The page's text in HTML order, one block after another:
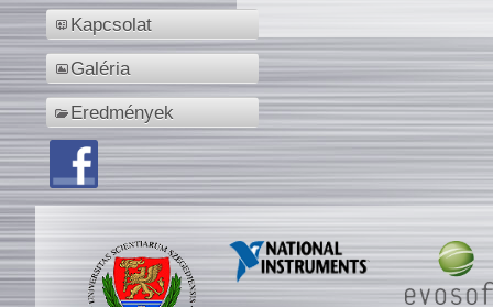
Kapcsolat
Galéria
Eredmények